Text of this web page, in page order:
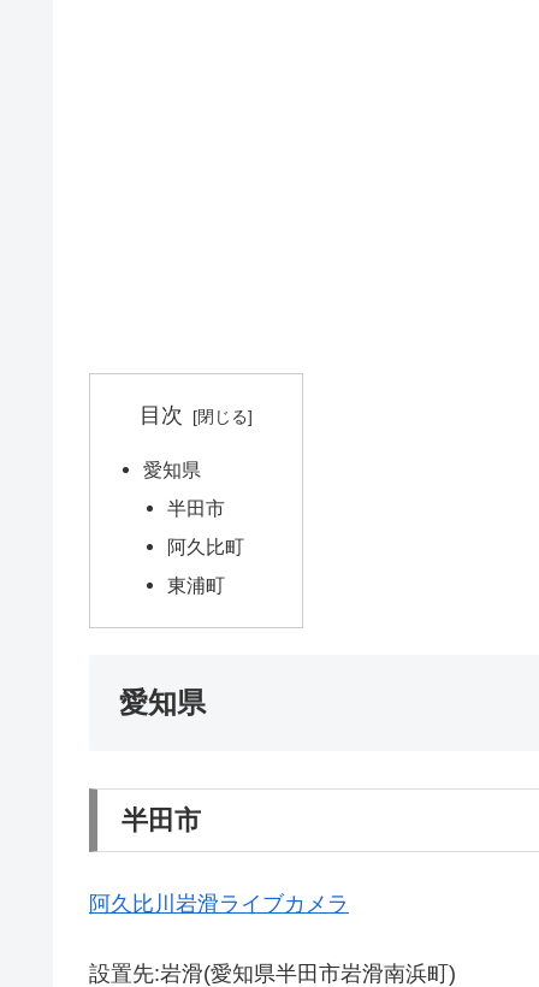
目次
愛知県
半田市
阿久比町
東浦町
愛知県
半田市
阿久比川岩滑ライブカメラ
設置先:岩滑(愛知県半田市岩滑南浜町)